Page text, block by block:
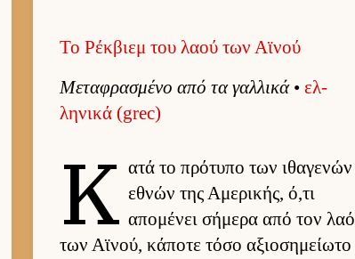
Το Ρέκβιεμ του λαού των Αϊνού
Μεταφρασμένο από τα γαλ­λικά•ελ­
ληνικά (grec)
Κ ατά το πρότυπο των ιθαγενών
εθνών της Αμερικής, ό,τι
απομένει σήμερα από τον λαό
των Αϊνού, κάποτε τόσο αξιο­σημεί­ωτο